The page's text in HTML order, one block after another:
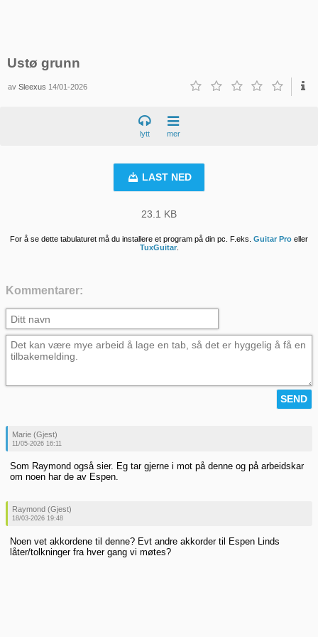
Ustø grunn
avSleexus 14/01-2026
lytt mer
LAST NED
23.1 KB
For å se dette tabulaturet må du installere et program på din pc. F.eks. Guitar Pro eller
TuxGuitar.
Kommentarer:
Marie (Gjest)
11/05-2026 16:11
Som Raymond også sier. Eg tar gjerne i mot på denne og på arbeidskar
om noen har de av Espen.
Raymond (Gjest)
18/03-2026 19:48
Noen vet akkordene til denne? Evt andre akkorder til Espen Linds
låter/tolkninger fra hver gang vi møtes?